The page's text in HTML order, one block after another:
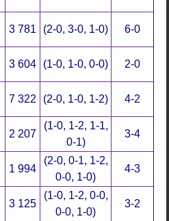
3 781 (2-0, 3-0, 1-0) 6-0
3 604 (1-0, 1-0, 0-0) 2-0
7 322 (2-0, 1-0, 1-2) 4-2
2 207
(1-0, 1-2, 1-1,
0-1)
3-4
1 994
(2-0, 0-1, 1-2,
0-0, 1-0)
4-3
3 125
(1-0, 1-2, 0-0,
0-0, 1-0)
3-2